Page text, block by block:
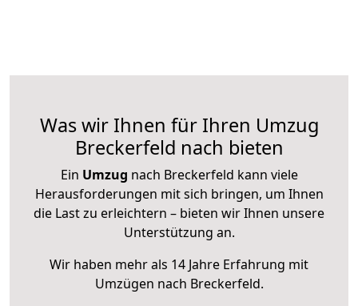
Was wir Ihnen für Ihren Umzug
Breckerfeld nach bieten
Ein Umzug nach Breckerfeld kann viele
Herausforderungen mit sich bringen, um Ihnen
die Last zu erleichtern – bieten wir Ihnen unsere
Unterstützung an.
Wir haben mehr als 14 Jahre Erfahrung mit
Umzügen nach Breckerfeld.